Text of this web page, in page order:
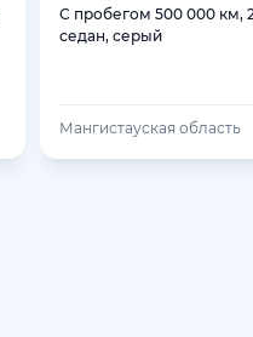
С пробегом 500 000 км,
седан, серый
Мангистауская область